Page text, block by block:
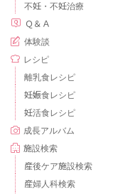
不妊・不妊治療
Ｑ＆Ａ
体験談
レシピ
離乳食レシピ
妊娠食レシピ
妊活食レシピ
成長アルバム
施設検索
産後ケア施設検索
産婦人科検索